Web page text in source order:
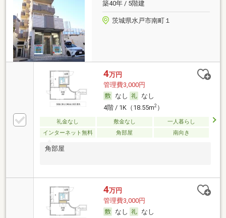
築40年 / 5階建
茨城県水戸市南町１
4万円
管理費3,000円
なし
なし
4階 / 1K（18.55m2）
礼金なし 敷金なし
一人暮らし
インターネット無料
角部屋 南向き
角部屋
4万円
管理費3,000円
なし
なし